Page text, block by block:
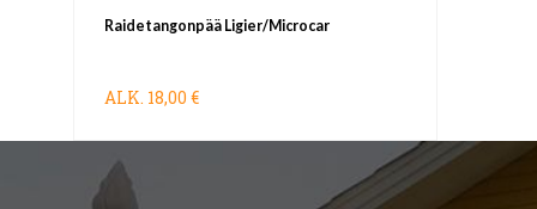
Raidetangonpää Ligier/Microcar
ALK. 18,00 €